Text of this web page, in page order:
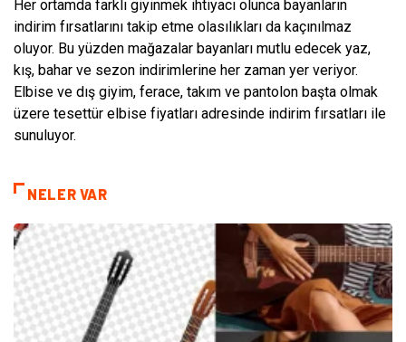
Her ortamda farklı giyinmek ihtiyacı olunca bayanların
indirim fırsatlarını takip etme olasılıkları da kaçınılmaz
oluyor. Bu yüzden mağazalar bayanları mutlu edecek yaz,
kış, bahar ve sezon indirimlerine her zaman yer veriyor.
Elbise ve dış giyim, ferace, takım ve pantolon başta olmak
üzere tesettür elbise fiyatları adresinde indirim fırsatları ile
sunuluyor.
NELER VAR